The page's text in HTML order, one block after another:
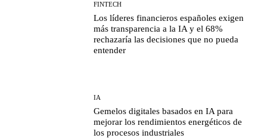
FINTECH
Los líderes financieros españoles exigen
más transparencia a la IA y el 68%
rechazaría las decisiones que no pueda
entender
IA
Gemelos digitales basados en IA para
mejorar los rendimientos energéticos de
los procesos industriales